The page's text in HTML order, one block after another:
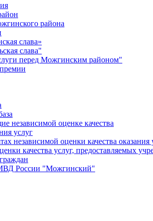
района
слава»
слава"
перед Можгинским районом"
независимой оценке качества
услуг
независимой оценки качества оказания
качества услуг, предоставляемых
России "Можгинский"